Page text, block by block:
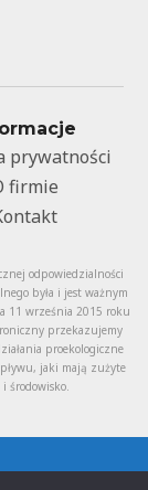
prywatności
firmie
odpowiedzialności
była i jest ważnym
11 września 2015 roku
przekazujemy
proekologiczne
jaki mają zużyte
środowisko.